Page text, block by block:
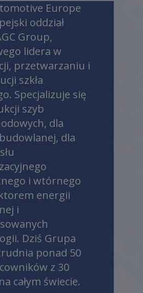
Europe
oddział
Group,
lidera w
przetwarzaniu i
szkła
Specjalizuje się
szyb
dla
dla
i wtórnego
energii
i
Dziś Grupa
ponad 50
z 30
całym świecie.